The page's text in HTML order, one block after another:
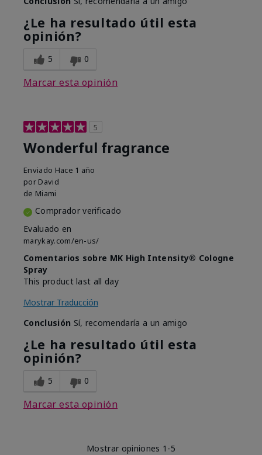
¿Le ha resultado útil esta
opinión?
5 0
Marcar esta opinión
5
Wonderful fragrance
Enviado Hace 1 año
por David
de Miami
Comprador verificado
Evaluado en
marykay.com/en-us/
Comentarios sobre MK High Intensity® Cologne
Spray
This product last all day
Mostrar Traducción
Conclusión Sí, recomendaría a un amigo
¿Le ha resultado útil esta
opinión?
5 0
Marcar esta opinión
Mostrar opiniones 1-5